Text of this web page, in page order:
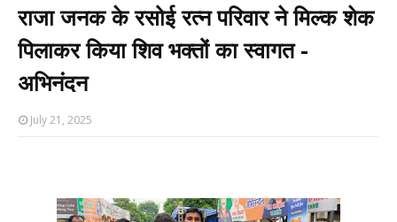
राजा जनक के रसोई रत्न परिवार ने मिल्क शेक
पिलाकर किया शिव भक्तों का स्वागत -
अभिनंदन
July 21, 2025